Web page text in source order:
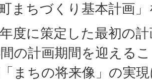
まちづくり基本計画
度に策定した最初の
の計画期間を迎える
まちの将来像」の実